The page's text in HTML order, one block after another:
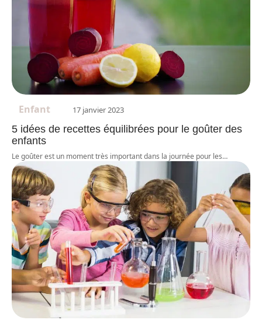
Enfant 17 janvier 2023
5 idées de recettes équilibrées pour le goûter des
enfants
Le goûter est un moment très important dans la journée pour les…